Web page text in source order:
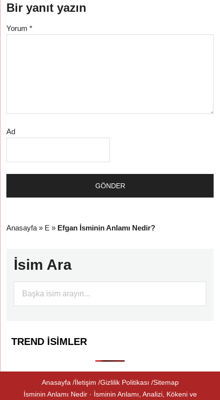
Bir yanıt yazın
Yorum*
Ad
Anasayfa » E » Efgan İsminin Anlamı Nedir?
İsim Ara
TREND İSIMLER
Anasayfa İletişim Gizlilik Politikası Sitemap
İsminin Anlamı Nedir · İsminin Anlamı, Analizi, Kökeni ve